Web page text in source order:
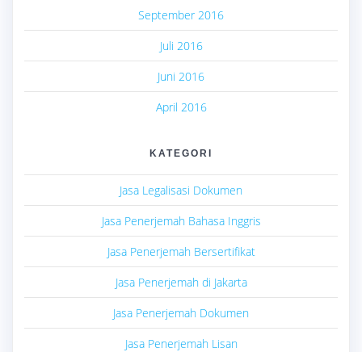
September 2016
Juli 2016
Juni 2016
April 2016
KATEGORI
Jasa Legalisasi Dokumen
Jasa Penerjemah Bahasa Inggris
Jasa Penerjemah Bersertifikat
Jasa Penerjemah di Jakarta
Jasa Penerjemah Dokumen
Jasa Penerjemah Lisan